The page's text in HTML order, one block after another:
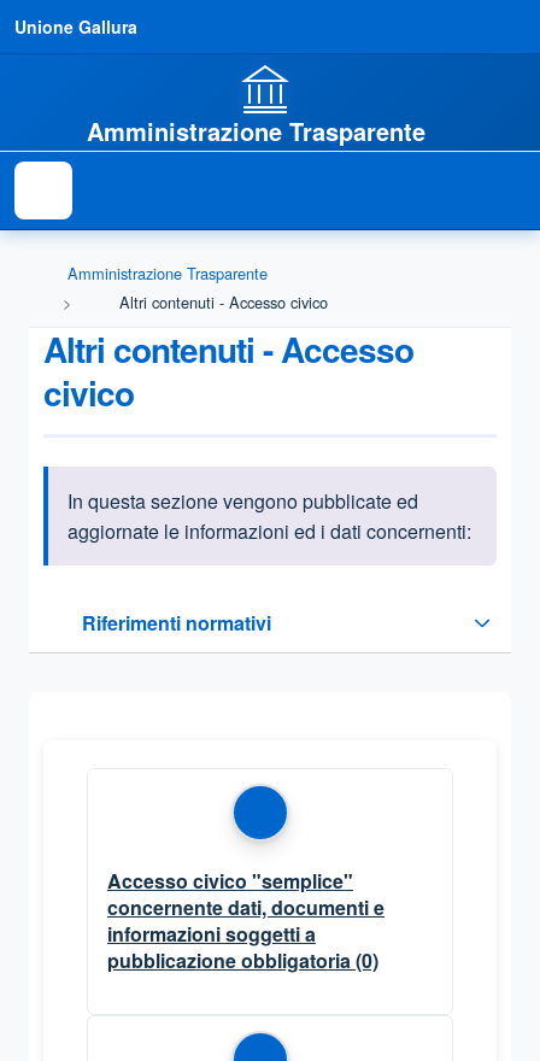
Unione Gallura
Amministrazione Trasparente
Amministrazione Trasparente
Altri contenuti - Accesso civico
Altri contenuti - Accesso
civico
Informazioni introduttive
In questa sezione vengono pubblicate ed
aggiornate le informazioni ed i dati concernenti:
Riferimenti normativi
Sezione compressa
Accesso civico "semplice"
concernente dati, documenti e
informazioni soggetti a
pubblicazione obbligatoria (0)